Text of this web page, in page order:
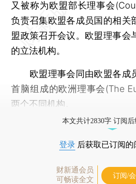
又被称为欧盟部长理事会
负责召集欧盟各成员国的相关
盟政策召开会议。欧盟理事会
的立法机构。
欧盟理事会同由欧盟各成
首脑组成的欧洲理事会(The
两个不同机构。
本文共计2830字 订阅
登录 后获取已订阅的
财新通会员
可畅读全文
订阅/